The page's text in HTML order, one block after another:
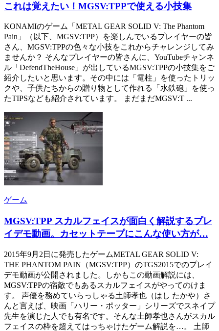
これは覚えたい！MGSV:TPPで使える小技集
KONAMIのゲーム「METAL GEAR SOLID V: The Phantom
Pain」（以下、MGSV:TPP）を楽しんでいるプレイヤーの皆
さん、MGSV:TPPの色々な小技をこれからチャレンジしてみ
ませんか？ そんなプレイヤーの皆さんに、YouTubeチャンネ
ル「DefendTheHouse」が出しているMGSV:TPPの小技集をご
紹介したいと思います。その中には「電柱」を使ったトリッ
クや、子供たちからの贈り物として作れる「水鉄砲」を使っ
たTIPSなども紹介されています。 まだまだMGSV:T ...
ゲーム
MGSV:TPP スカルフェイスが面白く解説するプレ
イデモ動画。カセットテープにこんな使い方が…
2015年9月2日に発売したゲームMETAL GEAR SOLID V:
THE PHANTOM PAIN（MGSV:TPP）のTGS2015でのプレイ
デモ動画が公開されました。しかもこの動画解説には、
MGSV:TPPの宿敵でもあるスカルフェイスがやってのけま
す。 声優を務めていらっしゃる土師孝也（はし たかや）さ
んと言えば、映画「ハリー・ポッター」シリーズでスネイプ
先生を演じた人でも有名です。そんな土師孝也さんがスカル
フェイスの枠を超えてはっちゃけたゲーム解説を…。 土師